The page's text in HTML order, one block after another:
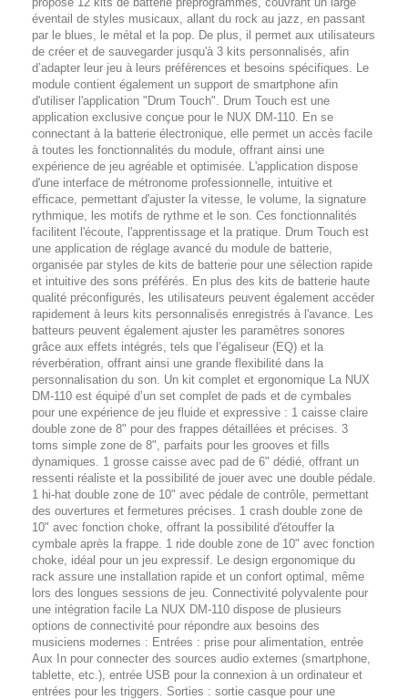
éventail de styles musicaux, allant du rock au jazz, en passant
par le blues, le métal et la pop. De plus, il permet aux utilisateurs
de créer et de sauvegarder jusqu'à 3 kits personnalisés, afin
d’adapter leur jeu à leurs préférences et besoins spécifiques. Le
module contient également un support de smartphone afin
d'utiliser l'application "Drum Touch". Drum Touch est une
application exclusive conçue pour le NUX DM-110. En se
connectant à la batterie électronique, elle permet un accès facile
à toutes les fonctionnalités du module, offrant ainsi une
expérience de jeu agréable et optimisée. L'application dispose
d'une interface de métronome professionnelle, intuitive et
efficace, permettant d'ajuster la vitesse, le volume, la signature
rythmique, les motifs de rythme et le son. Ces fonctionnalités
facilitent l'écoute, l'apprentissage et la pratique. Drum Touch est
une application de réglage avancé du module de batterie,
organisée par styles de kits de batterie pour une sélection rapide
et intuitive des sons préférés. En plus des kits de batterie haute
qualité préconfigurés, les utilisateurs peuvent également accéder
rapidement à leurs kits personnalisés enregistrés à l'avance. Les
batteurs peuvent également ajuster les paramètres sonores
grâce aux effets intégrés, tels que l’égaliseur (EQ) et la
réverbération, offrant ainsi une grande flexibilité dans la
personnalisation du son. Un kit complet et ergonomique La NUX
DM-110 est équipé d’un set complet de pads et de cymbales
pour une expérience de jeu fluide et expressive : 1 caisse claire
double zone de 8" pour des frappes détaillées et précises. 3
toms simple zone de 8", parfaits pour les grooves et fills
dynamiques. 1 grosse caisse avec pad de 6" dédié, offrant un
ressenti réaliste et la possibilité de jouer avec une double pédale.
1 hi-hat double zone de 10" avec pédale de contrôle, permettant
des ouvertures et fermetures précises. 1 crash double zone de
10" avec fonction choke, offrant la possibilité d'étouffer la
cymbale après la frappe. 1 ride double zone de 10" avec fonction
choke, idéal pour un jeu expressif. Le design ergonomique du
rack assure une installation rapide et un confort optimal, même
lors des longues sessions de jeu. Connectivité polyvalente pour
une intégration facile La NUX DM-110 dispose de plusieurs
options de connectivité pour répondre aux besoins des
musiciens modernes : Entrées : prise pour alimentation, entrée
Aux In pour connecter des sources audio externes (smartphone,
tablette, etc.), entrée USB pour la connexion à un ordinateur et
entrées pour les triggers. Sorties : sortie casque pour une